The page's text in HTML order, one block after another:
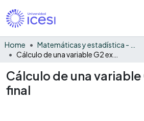
Home
Cálculo de una
final